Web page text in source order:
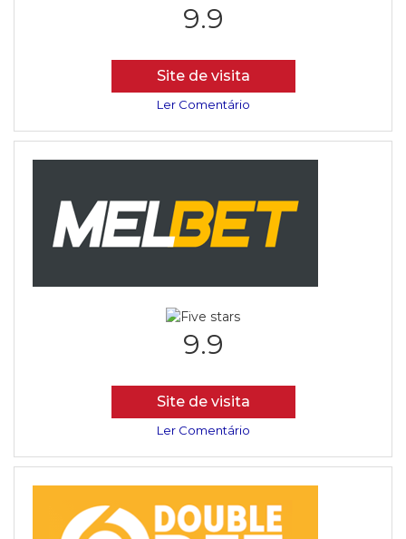
9.9
Site de visita
Ler Comentário
9.9
Site de visita
Ler Comentário